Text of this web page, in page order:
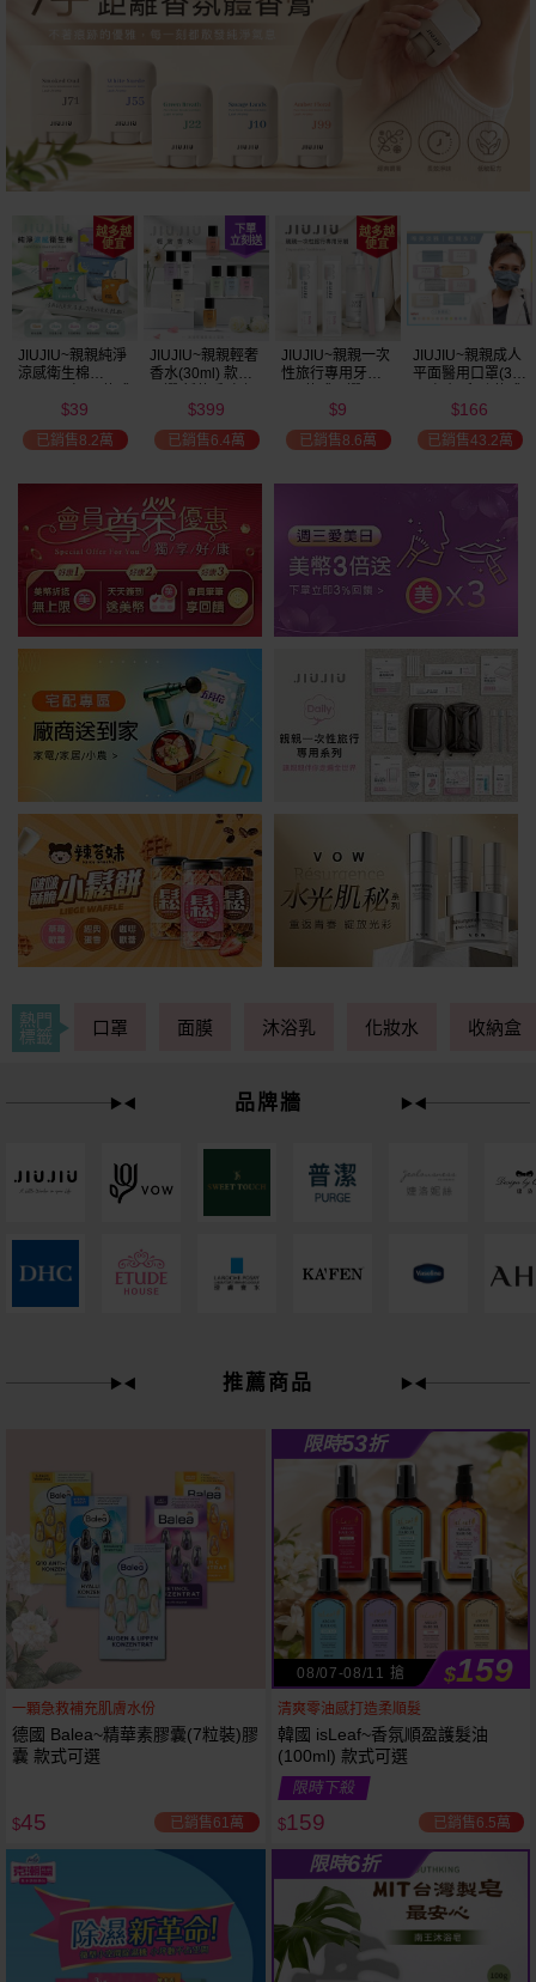
加碼送
狂殺61
JIUJIU~親親純淨
涼感衛生棉
$39
已銷售8.2萬
JIUJIU~親親輕奢
香水(30ml) 款式
市/平替香水/大牌
香水/大牌平替
$399
已銷售6.4萬
JIUJIU~親親一次
性旅行專用牙刷(1
$9
已銷售8.6萬
JIUJIU~親親成人
平面醫用口罩(30
可選 MD雙鋼印
$166
已銷售43.2萬
熱門
標籤
口罩 面膜 沐浴乳 化妝水 收納盒
品牌牆
推薦商品
一顆急救補充肌膚水份
德國 Balea~精華素膠囊(7粒裝)膠
囊 款式可選
$45 已銷售61萬
限時53折
08/07-08/11 搶 $159
清爽零油感打造柔順髮
韓國 isLeaf~香氛順盈護髮油
(100ml) 款式可選
限時下殺
$159 已銷售6.5萬
限時6折